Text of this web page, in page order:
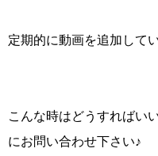
定期的に動画を追加して
こんな時はどうすればい
にお問い合わせ下さい♪